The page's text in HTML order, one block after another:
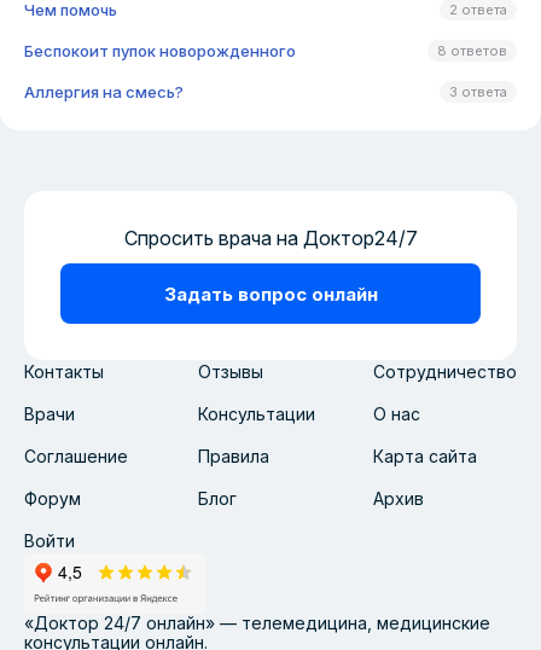
Чем помочь 2 ответа
Беспокоит пупок новорожденного 8 ответов
Аллергия на смесь? 3 ответа
Контакты Отзывы Сотрудничество
Врачи Консультации О нас
Соглашение Правила Карта сайта
Форум Блог Архив
Войти
Спросить врача на Доктор24/7
Задать вопрос онлайн
«Доктор 24/7 онлайн» — телемедицина, медицинские
консультации онлайн.